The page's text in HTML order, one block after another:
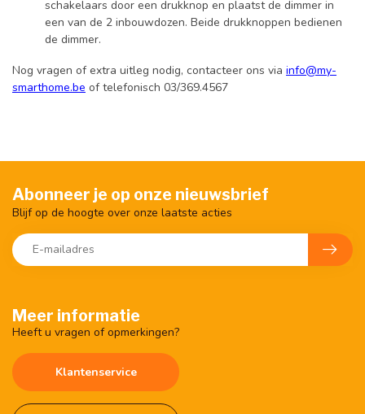
schakelaars door een drukknop en plaatst de dimmer in
een van de 2 inbouwdozen. Beide drukknoppen bedienen
de dimmer.
Nog vragen of extra uitleg nodig, contacteer ons via info@my-
smarthome.be of telefonisch 03/369.4567
Meer informatie
Heeft u vragen of opmerkingen?
Klantenservice
Abonneer je op onze nieuwsbrief
Blijf op de hoogte over onze laatste acties